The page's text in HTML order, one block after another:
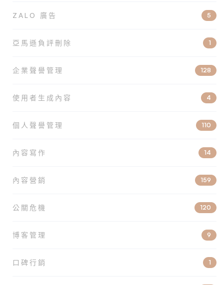
ZALO 廣告 5
亞馬遜負評刪除 1
企業聲譽管理 128
使用者生成內容 4
個人聲譽管理 110
內容寫作 14
內容營銷 159
公關危機 120
博客管理 9
口碑行銷 1